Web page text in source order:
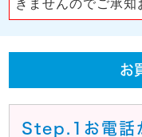
きませんのでご承知
お
Step.1 お電話